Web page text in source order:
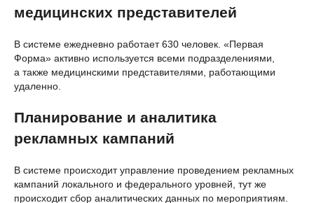
медицинских представителей
В системе ежедневно работает 630 человек. «Первая
Форма» активно используется всеми подразделениями,
а также медицинскими представителями, работающими
удаленно.
Планирование и аналитика
рекламных кампаний
В системе происходит управление проведением рекламных
кампаний локального и федерального уровней, тут же
происходит сбор аналитических данных по мероприятиям.